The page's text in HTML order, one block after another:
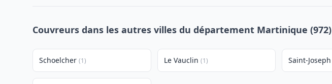
Couvreurs dans les autres villes du département Martinique (972)
Schoelcher (1) Le Vauclin (1) Saint-Joseph